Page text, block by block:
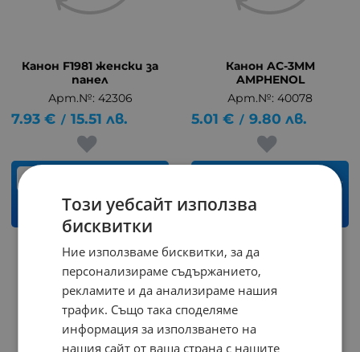
Канон F1981 женски за
панел
Арт.№: 42306
7.93 € / 15.51 лв.
КУПИ
Канон AC-3MM
AMPHENOL
Арт.№: 40078
5.01 € / 9.80 лв.
бр.
КУПИ
Този уебсайт използва
бисквитки
Ние използваме бисквитки, за да
персонализираме съдържанието,
рекламите и да анализираме нашия
трафик. Също така споделяме
информация за използването на
нашия сайт от ваша страна с нашите